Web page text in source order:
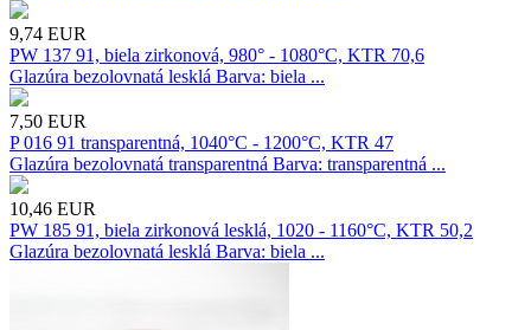
9,74 EUR
PW 137 91, biela zirkonová, 980° - 1080°C, KTR 70,6
Glazúra bezolovnatá lesklá Barva: biela ...
7,50 EUR
P 016 91 transparentná, 1040°C - 1200°C, KTR 47
Glazúra bezolovnatá transparentná Barva: transparentná ...
10,46 EUR
PW 185 91, biela zirkonová lesklá, 1020 - 1160°C, KTR 50,2
Glazúra bezolovnatá lesklá Barva: biela ...